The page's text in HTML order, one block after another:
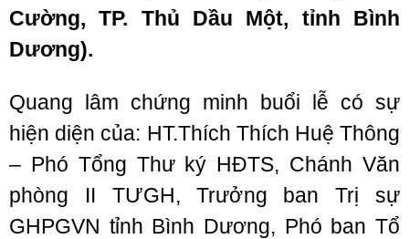
Cường, TP. Thủ Dầu Một, tỉnh Bình
Dương).
Quang lâm chứng minh buổi lễ có sự
hiện diện của: HT.Thích Thích Huệ Thông
– Phó Tổng Thư ký HĐTS, Chánh Văn
phòng II TƯGH, Trưởng ban Trị sự
GHPGVN tỉnh Bình Dương, Phó ban Tổ